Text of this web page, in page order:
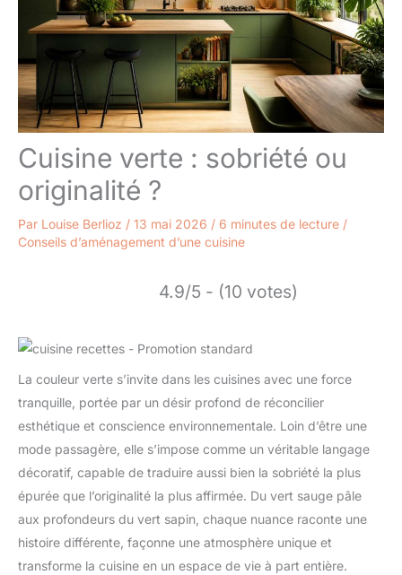
Cuisine verte : sobriété ou
originalité ?
Par Louise Berlioz / 13 mai 2026 / 6 minutes de lecture /
Conseils d’aménagement d’une cuisine
4.9/5 - (10 votes)
La couleur verte s’invite dans les cuisines avec une force
tranquille, portée par un désir profond de réconcilier
esthétique et conscience environnementale. Loin d’être une
mode passagère, elle s’impose comme un véritable langage
décoratif, capable de traduire aussi bien la sobriété la plus
épurée que l’originalité la plus affirmée. Du vert sauge pâle
aux profondeurs du vert sapin, chaque nuance raconte une
histoire différente, façonne une atmosphère unique et
transforme la cuisine en un espace de vie à part entière.